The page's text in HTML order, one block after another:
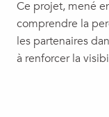
Ce projet, mené
comprendre la
les partenaires
à renforcer la